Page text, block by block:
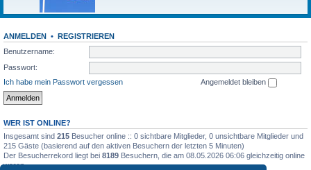
ANMELDEN • REGISTRIEREN
Benutzername:
Passwort:
Ich habe mein Passwort vergessen
Angemeldet bleiben
WER IST ONLINE?
Insgesamt sind 215 Besucher online :: 0 sichtbare Mitglieder, 0 unsichtbare Mitglieder und
215 Gäste (basierend auf den aktiven Besuchern der letzten 5 Minuten)
Der Besucherrekord liegt bei 8189 Besuchern, die am 08.05.2026 06:06 gleichzeitig online
waren.